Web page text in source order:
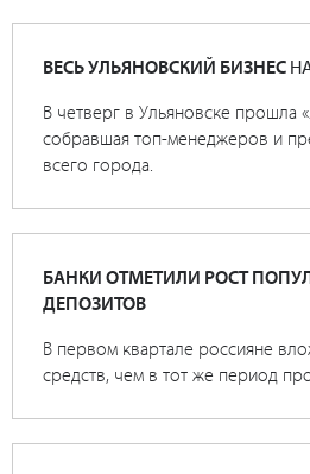
ВЕСЬ УЛЬЯНОВСКИЙ БИЗНЕС
В четверг в Ульяновске прошла
собравшая топ-менеджеров и
всего города.
БАНКИ ОТМЕТИЛИ РОСТ
ДЕПОЗИТОВ
В первом квартале россияне
средств, чем в тот же период